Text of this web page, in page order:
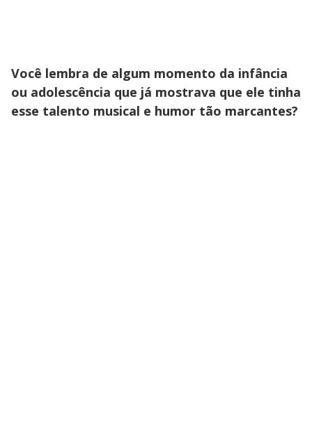
Você lembra de algum momento da infância
ou adolescência que já mostrava que ele tinha
esse talento musical e humor tão marcantes?